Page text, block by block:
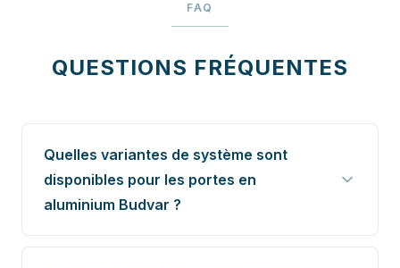
FAQ
QUESTIONS FRÉQUENTES
Quelles variantes de système sont
disponibles pour les portes en
aluminium Budvar ?